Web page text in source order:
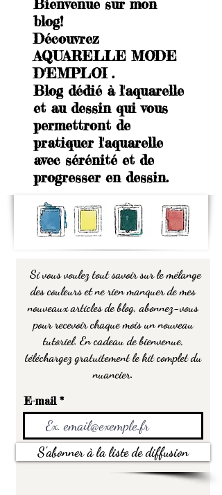
Bienvenue sur mon
blog!
Découvrez
AQUARELLE MODE
D'EMPLOI .
Blog dédié à l'aquarelle
et au dessin qui vous
permettront de
pratiquer l'aquarelle
avec sérénité et de
progresser en dessin.
Si vous voulez tout savoir sur le mélange
des couleurs et ne rien manquer de mes
nouveaux articles de blog, abonnez-vous
pour recevoir chaque mois un nouveau
tutoriel. En cadeau de bienvenue,
téléchargez gratuitement le kit complet du
nuancier.
E-mail
S'abonner à la liste de diffusion